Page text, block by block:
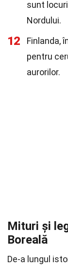
sunt
Nordului.
12
Finlanda,
pentru
aurorilor.
Mituri și
Boreală
De-a lungul